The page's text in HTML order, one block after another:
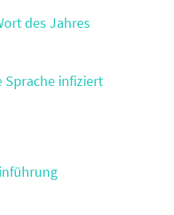
des Jahres
Sprache infiziert